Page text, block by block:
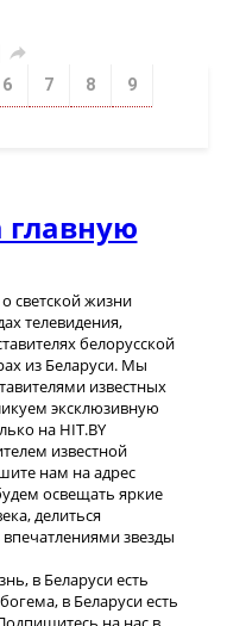

6 7 8
9
главную
о светской жизни
телевидения,
белорусской
из Беларуси. Мы
известных
эксклюзивную
на HIT.BY
известной
нам на адрес
освещать яркие
делиться
звезды
в Беларуси есть
в Беларуси есть